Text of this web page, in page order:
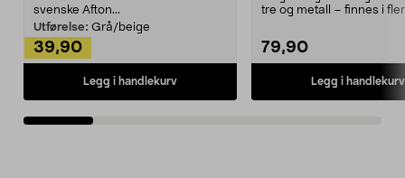
svenske Afton...
Utførelse: Grå/beige
39,90
Legg i handlekurv
tre og metall – finnes i
79,90
Legg i handlekurv